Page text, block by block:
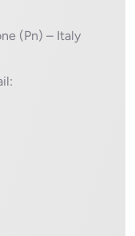
(Pn) – Italy